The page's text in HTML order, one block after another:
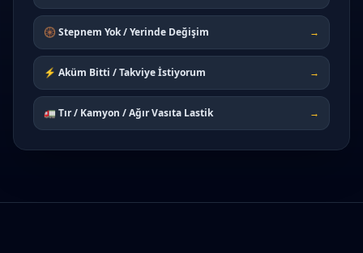
🛞 Stepnem Yok / Yerinde Değişim →
⚡ Aküm Bitti / Takviye İstiyorum →
🚛 Tır / Kamyon / Ağır Vasıta Lastik →